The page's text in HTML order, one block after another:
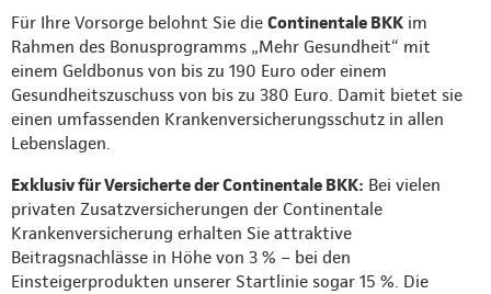
Für Ihre Vorsorge belohnt Sie die Continentale BKK im
Rahmen des Bonusprogramms „Mehr Gesundheit“ mit
einem Geldbonus von bis zu 190 Euro oder einem
Gesundheitszuschuss von bis zu 380 Euro. Damit bietet sie
einen umfassenden Krankenversicherungsschutz in allen
Lebenslagen.
Exklusiv für Versicherte der Continentale BKK: Bei vielen
privaten Zusatzversicherungen der Continentale
Krankenversicherung erhalten Sie attraktive
Beitragsnachlässe in Höhe von 3 % – bei den
Einsteigerprodukten unserer Startlinie sogar 15 %. Die